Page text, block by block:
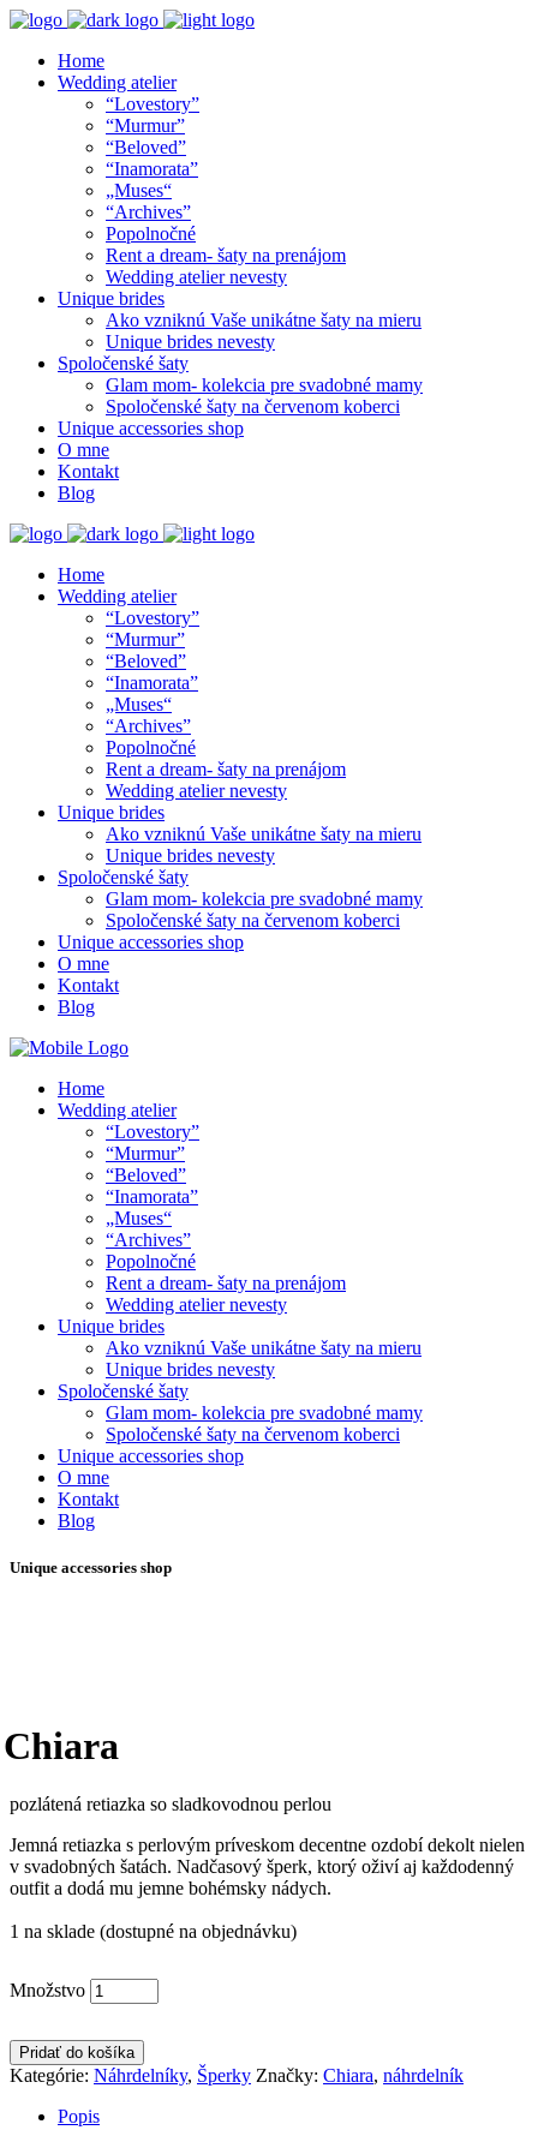
Home
Wedding atelier
“Lovestory”
“Murmur”
“Beloved”
“Inamorata”
„Muses“
“Archives”
Popolnočné
Rent a dream- šaty na prenájom
Wedding atelier nevesty
Unique brides
Ako vzniknú Vaše unikátne šaty na mieru
Unique brides nevesty
Spoločenské šaty
Glam mom- kolekcia pre svadobné mamy
Spoločenské šaty na červenom koberci
Unique accessories shop
O mne
Kontakt
Blog
Home
Wedding atelier
“Lovestory”
“Murmur”
“Beloved”
“Inamorata”
„Muses“
“Archives”
Popolnočné
Rent a dream- šaty na prenájom
Wedding atelier nevesty
Unique brides
Ako vzniknú Vaše unikátne šaty na mieru
Unique brides nevesty
Spoločenské šaty
Glam mom- kolekcia pre svadobné mamy
Spoločenské šaty na červenom koberci
Unique accessories shop
O mne
Kontakt
Blog
Home
Wedding atelier
“Lovestory”
“Murmur”
“Beloved”
“Inamorata”
„Muses“
“Archives”
Popolnočné
Rent a dream- šaty na prenájom
Wedding atelier nevesty
Unique brides
Ako vzniknú Vaše unikátne šaty na mieru
Unique brides nevesty
Spoločenské šaty
Glam mom- kolekcia pre svadobné mamy
Spoločenské šaty na červenom koberci
Unique accessories shop
O mne
Kontakt
Blog
Unique accessories shop
Chiara
pozlátená retiazka so sladkovodnou perlou
Jemná retiazka s perlovým príveskom decentne ozdobí dekolt nielen
v svadobných šatách. Nadčasový šperk, ktorý oživí aj každodenný
outfit a dodá mu jemne bohémsky nádych.
1 na sklade (dostupné na objednávku)
Množstvo
Pridať do košíka
Kategórie: Náhrdelníky, Šperky Značky: Chiara, náhrdelník
Popis